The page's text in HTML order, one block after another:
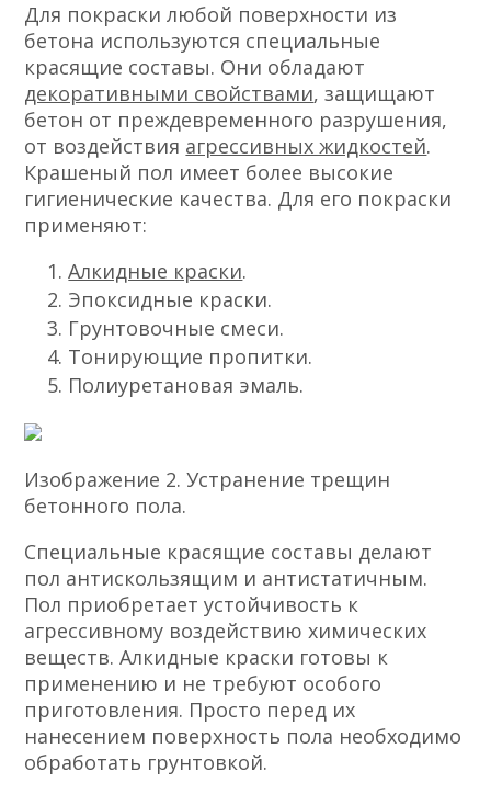
Для покраски любой поверхности из
бетона используются специальные
красящие составы. Они обладают
декоративными свойствами, защищают
бетон от преждевременного разрушения,
от воздействия агрессивных жидкостей.
Крашеный пол имеет более высокие
гигиенические качества. Для его покраски
применяют:
Алкидные краски.
Эпоксидные краски.
Грунтовочные смеси.
Тонирующие пропитки.
Полиуретановая эмаль.
Изображение 2. Устранение трещин
бетонного пола.
Специальные красящие составы делают
пол антискользящим и антистатичным.
Пол приобретает устойчивость к
агрессивному воздействию химических
веществ. Алкидные краски готовы к
применению и не требуют особого
приготовления. Просто перед их
нанесением поверхность пола необходимо
обработать грунтовкой.